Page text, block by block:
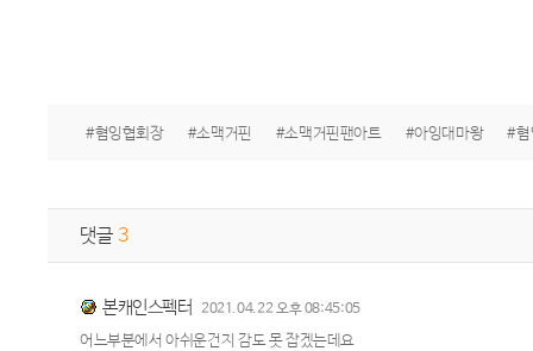
#혐잉협회장 #소맥거핀 #소맥거핀팬아트 #아잉대마왕 #혐
댓글 3
본캐인스펙터 2021.04.22 오후 08:45:05
어느부분에서 아쉬운건지 감도 못 잡겠는데요